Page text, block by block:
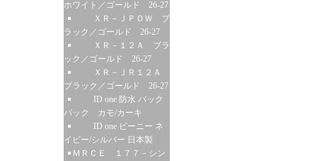
ホワイト／ゴールド 26-27
ＸＲ－ＪＰＯＷ ブ
ラック／ゴールド 26-27
ＸＲ－１２Ａ ブラ
ック／ゴールド 26-27
ＸＲ－ＪＲ１２Ａ
ブラック／ゴールド 26-27
ID one 防水 バック
パック カモ/カーキ
ID one ビーニー ネ
イビー/シルバー 日本製
ＭＲＣＥ １７７－シン